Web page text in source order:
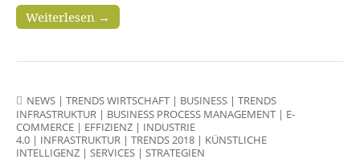
Weiterlesen →
NEWS | TRENDS WIRTSCHAFT | BUSINESS | TRENDS
INFRASTRUKTUR | BUSINESS PROCESS MANAGEMENT | E-
COMMERCE | EFFIZIENZ | INDUSTRIE
4.0 | INFRASTRUKTUR | TRENDS 2018 | KÜNSTLICHE
INTELLIGENZ | SERVICES | STRATEGIEN